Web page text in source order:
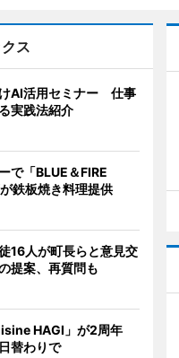
ス
AI活用セミナー 仕事
実践法紹介
で「BLUE＆FIRE
鉄板焼き料理提供
16人が町長らと意見交
提案、再質問も
HAGI」が2周年
替わりで